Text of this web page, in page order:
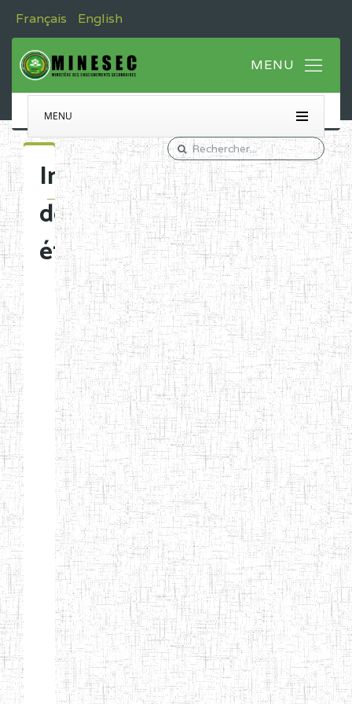
Français English
MENU
Immatriculation
des
établissements
Etablissements
d'enseignement
normal
ENI
Chercher:
Effacer les filtres
Denomination
Type